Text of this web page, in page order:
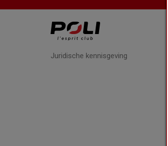
Juridische kennisgeving